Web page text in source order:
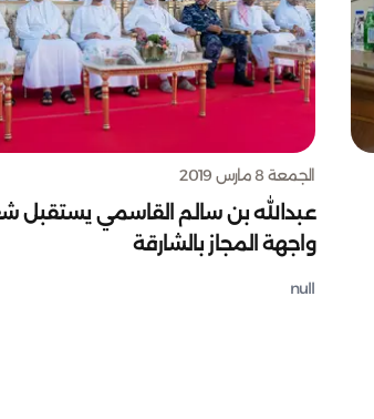
الجمعة 8 مارس 2019
عبدالله بن سالم القاسمي يستقبل
واجهة المجاز بالشارقة
null